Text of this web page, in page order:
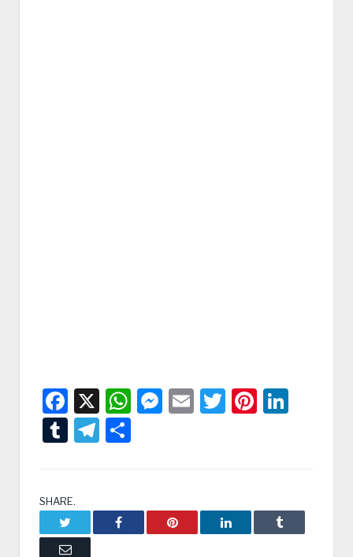
Facebook
X WhatsApp
Messenger
EmailTwitter
TumblrTelegram
SHARE.
Facebook Pinterest LinkedIn Tumblr
Email